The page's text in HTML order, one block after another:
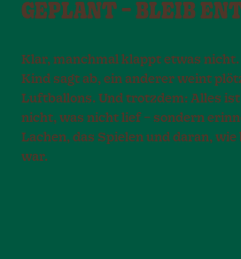
GEPLANT – BLEIB
Klar, manchmal klappt etwas
Kind sagt ab, ein anderer weint
Luftballons. Und trotzdem: Alles
nicht, was nicht lief – sondern
Lachen, das Spielen und daran,
war.